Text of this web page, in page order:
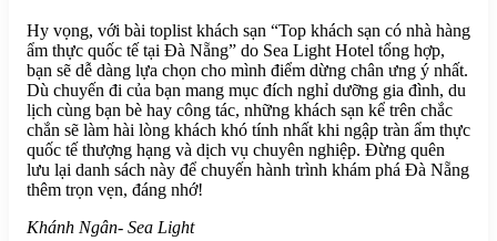
Hy vọng, với bài toplist khách sạn “Top khách sạn có nhà hàng
ẩm thực quốc tế tại Đà Nẵng” do Sea Light Hotel tổng hợp,
bạn sẽ dễ dàng lựa chọn cho mình điểm dừng chân ưng ý nhất.
Dù chuyến đi của bạn mang mục đích nghỉ dưỡng gia đình, du
lịch cùng bạn bè hay công tác, những khách sạn kể trên chắc
chắn sẽ làm hài lòng khách khó tính nhất khi ngập tràn ẩm thực
quốc tế thượng hạng và dịch vụ chuyên nghiệp. Đừng quên
lưu lại danh sách này để chuyến hành trình khám phá Đà Nẵng
thêm trọn vẹn, đáng nhớ!
Khánh Ngân- Sea Light